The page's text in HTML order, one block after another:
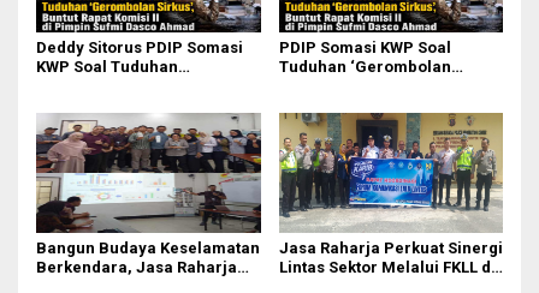
Deddy Sitorus PDIP Somasi
KWP Soal Tuduhan
Sufmi Dasco Ahmad
PDIP Somasi KWP Soal
Tuduhan ‘Gerombolan
Ahmad
Bangun Budaya Keselamatan
Berkendara, Jasa Raharja
Jasa Raharja Perkuat Sinergi
Lintas Sektor Melalui FKLL di